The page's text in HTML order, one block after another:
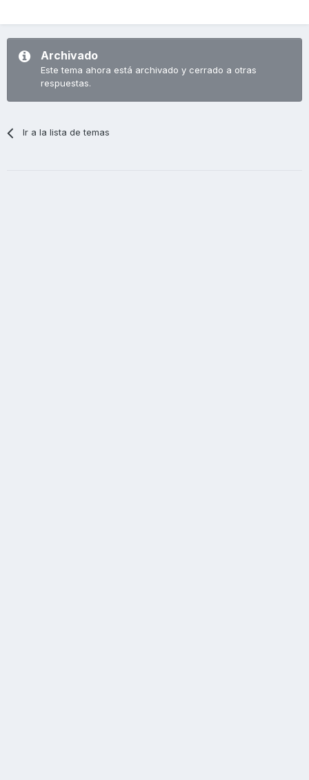
Archivado
Este tema ahora está archivado y cerrado a otras
respuestas.
Ir a la lista de temas